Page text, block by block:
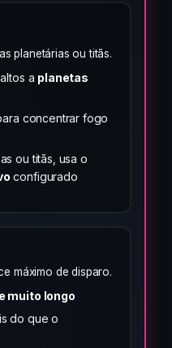
planetárias ou titãs.
a planetas
concentrar fogo
ou titãs, usa o
configurado
máximo de disparo.
muito longo
do que o